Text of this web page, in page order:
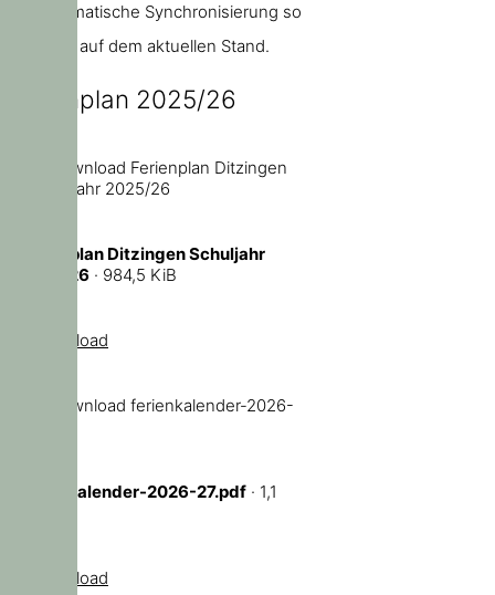
die automatische Synchronisierung so
jederzeit auf dem aktuellen Stand.
Ferienplan 2025/26
Ferienplan Ditzingen Schuljahr
2025/26 · 984,5 KiB
Download
ferienkalender-2026-27.pdf · 1,1
Download